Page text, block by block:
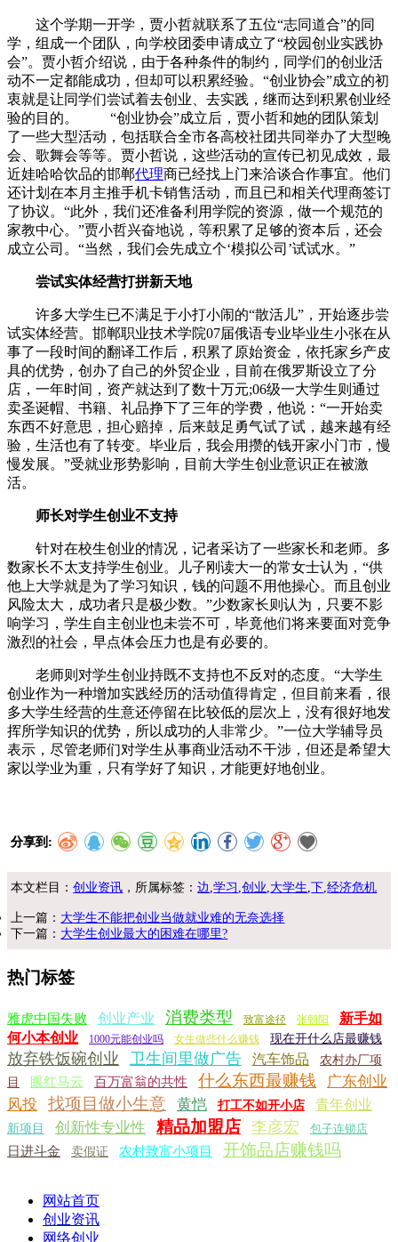
这个学期一开学，贾小哲就联系了五位“志同道合”的同
学，组成一个团队，向学校团委申请成立了“校园创业实践协
会”。贾小哲介绍说，由于各种条件的制约，同学们的创业活
动不一定都能成功，但却可以积累经验。“创业协会”成立的初
衷就是让同学们尝试着去创业、去实践，继而达到积累创业经
验的目的。 “创业协会”成立后，贾小哲和她的团队策划
了一些大型活动，包括联合全市各高校社团共同举办了大型晚
会、歌舞会等等。贾小哲说，这些活动的宣传已初见成效，最
近娃哈哈饮品的邯郸代理商已经找上门来洽谈合作事宜。他们
还计划在本月主推手机卡销售活动，而且已和相关代理商签订
了协议。“此外，我们还准备利用学院的资源，做一个规范的
家教中心。”贾小哲兴奋地说，等积累了足够的资本后，还会
成立公司。“当然，我们会先成立个‘模拟公司’试试水。”
尝试实体经营打拼新天地
许多大学生已不满足于小打小闹的“散活儿”，开始逐步尝
试实体经营。邯郸职业技术学院07届俄语专业毕业生小张在从
事了一段时间的翻译工作后，积累了原始资金，依托家乡产皮
具的优势，创办了自己的外贸企业，目前在俄罗斯设立了分
店，一年时间，资产就达到了数十万元;06级一大学生则通过
卖圣诞帽、书籍、礼品挣下了三年的学费，他说：“一开始卖
东西不好意思，担心赔掉，后来鼓足勇气试了试，越来越有经
验，生活也有了转变。毕业后，我会用攒的钱开家小门市，慢
慢发展。”受就业形势影响，目前大学生创业意识正在被激
活。
师长对学生创业不支持
针对在校生创业的情况，记者采访了一些家长和老师。多
数家长不太支持学生创业。儿子刚读大一的常女士认为，“供
他上大学就是为了学习知识，钱的问题不用他操心。而且创业
风险太大，成功者只是极少数。”少数家长则认为，只要不影
响学习，学生自主创业也未尝不可，毕竟他们将来要面对竞争
激烈的社会，早点体会压力也是有必要的。
老师则对学生创业持既不支持也不反对的态度。“大学生
创业作为一种增加实践经历的活动值得肯定，但目前来看，很
多大学生经营的生意还停留在比较低的层次上，没有很好地发
挥所学知识的优势，所以成功的人非常少。”一位大学辅导员
表示，尽管老师们对学生从事商业活动不干涉，但还是希望大
家以学业为重，只有学好了知识，才能更好地创业。
分享到:
本文栏目：创业资讯 ，所属标签：边 ,学习 ,创业 大学生 ,下 ,经济危机
上一篇： 大学生不能把创业当做就业难的无奈选择
下一篇： 大学生创业最大的困难在哪里?
热门标签
雅虎中国失败 创业产业 消费类型 致富途径 张朝阳
新手如
何小本创业
1000元能创业吗 女生做些什么赚钱 现在开什么店最赚钱
放弃铁饭碗创业 卫生间里做广告 汽车饰品
农村办厂项
目
眼红马云 百万富翁的共性 什么东西最赚钱
广东创业
风投
找项目做小生意 黄恺 打工不如开小店 青年创业
新项目 创新性专业性 精品加盟店 李彦宏 包子连锁店
日进斗金 卖假证 农村致富小项目 开饰品店赚钱吗
网站首页
创业资讯
网络创业